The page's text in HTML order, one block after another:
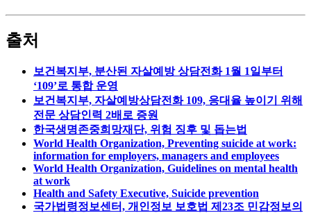
출처
보건복지부, 분산된 자살예방 상담전화 1월 1일부터
‘109’로 통합 운영
보건복지부, 자살예방상담전화 109, 응대율 높이기 위해
전문 상담인력 2배로 증원
한국생명존중희망재단, 위험 징후 및 돕는법
World Health Organization, Preventing suicide at work:
information for employers, managers and employees
World Health Organization, Guidelines on mental health
at work
Health and Safety Executive, Suicide prevention
국가법령정보센터, 개인정보 보호법 제23조 민감정보의